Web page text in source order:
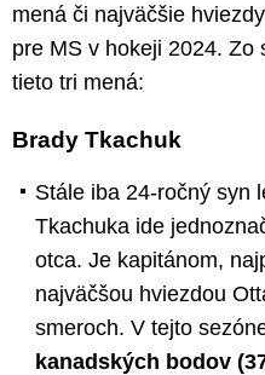
mená či najväčšie
pre MS v hokeji 2024. Zo
tieto tri mená:
Brady Tkachuk
Stále iba 24-ročný syn
Tkachuka ide
otca. Je kapitánom,
najväčšou hviezdou
smeroch. V tejto
kanadských bodov